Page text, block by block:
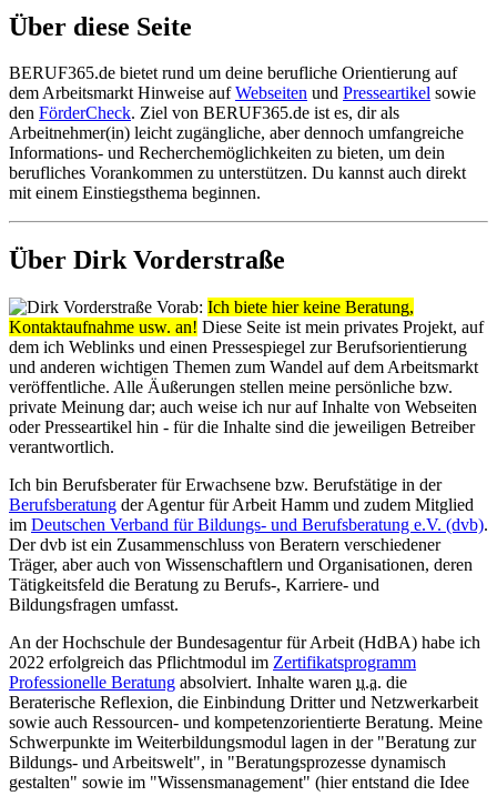
Über diese Seite
BERUF365.de bietet rund um deine berufliche Orientierung auf
dem Arbeitsmarkt Hinweise aufWebseiten und Presseartikel sowie
den FörderCheck. Ziel von BERUF365.de ist es, dir als
Arbeitnehmer(in) leicht zugängliche, aber dennoch umfangreiche
Informations- und Recherchemöglichkeiten zu bieten, um dein
berufliches Vorankommen zu unterstützen. Du kannst auch direkt
mit einem Einstiegsthema beginnen.
Über Dirk Vorderstraße
Vorab: Ich biete hier keine Beratung,
Kontaktaufnahme usw. an! Diese Seite ist mein privates Projekt, auf
dem ich Weblinks und einen Pressespiegel zur Berufsorientierung
und anderen wichtigen Themen zum Wandel auf dem Arbeitsmarkt
veröffentliche. Alle Äußerungen stellen meine persönliche bzw.
private Meinung dar; auch weise ich nur auf Inhalte von Webseiten
oder Presseartikel hin - für die Inhalte sind die jeweiligen Betreiber
verantwortlich.
Ich bin Berufsberater für Erwachsene bzw. Berufstätige in der
Berufsberatung der Agentur für Arbeit Hamm und zudem Mitglied
im Deutschen Verband für Bildungs- und Berufsberatung e.V. (dvb).
Der dvb ist ein Zusammenschluss von Beratern verschiedener
Träger, aber auch von Wissenschaftlern und Organisationen, deren
Tätigkeitsfeld die Beratung zu Berufs-, Karriere- und
Bildungsfragen umfasst.
An der Hochschule der Bundesagentur für Arbeit (HdBA) habe ich
2022 erfolgreich das Pflichtmodul im Zertifikatsprogramm
Professionelle Beratung absolviert. Inhalte waren u.a. die
Beraterische Reflexion, die Einbindung Dritter und Netzwerkarbeit
sowie auch Ressourcen- und kompetenzorientierte Beratung. Meine
Schwerpunkte im Weiterbildungsmodul lagen in der "Beratung zur
Bildungs- und Arbeitswelt", in "Beratungsprozesse dynamisch
gestalten" sowie im "Wissensmanagement" (hier entstand die Idee